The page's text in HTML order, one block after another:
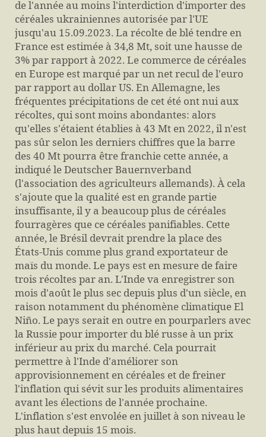
de l'année au moins l'interdiction d'importer des
céréales ukrainiennes autorisée par l'UE
jusqu'au 15.09.2023. La récolte de blé tendre en
France est estimée à 34,8 Mt, soit une hausse de
3% par rapport à 2022. Le commerce de céréales
en Europe est marqué par un net recul de l'euro
par rapport au dollar US. En Allemagne, les
fréquentes précipitations de cet été ont nui aux
récoltes, qui sont moins abondantes: alors
qu'elles s'étaient établies à 43 Mt en 2022, il n'est
pas sûr selon les derniers chiffres que la barre
des 40 Mt pourra être franchie cette année, a
indiqué le Deutscher Bauernverband
(l'association des agriculteurs allemands). À cela
s'ajoute que la qualité est en grande partie
insuffisante, il y a beaucoup plus de céréales
fourragères que ce céréales panifiables. Cette
année, le Brésil devrait prendre la place des
États-Unis comme plus grand exportateur de
maïs du monde. Le pays est en mesure de faire
trois récoltes par an. L'Inde va enregistrer son
mois d'août le plus sec depuis plus d'un siècle, en
raison notamment du phénomène climatique El
Niño. Le pays serait en outre en pourparlers avec
la Russie pour importer du blé russe à un prix
inférieur au prix du marché. Cela pourrait
permettre à l'Inde d'améliorer son
approvisionnement en céréales et de freiner
l'inflation qui sévit sur les produits alimentaires
avant les élections de l'année prochaine.
L'inflation s'est envolée en juillet à son niveau le
plus haut depuis 15 mois.